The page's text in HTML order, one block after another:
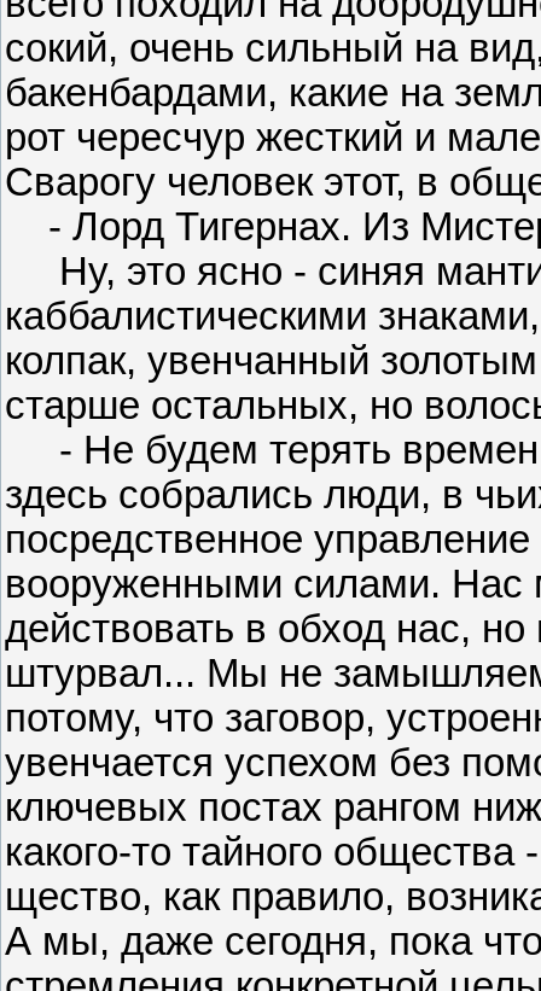
сокий, очень сильный на
бакенбардами, какие на
рот чересчур жесткий и
Сварогу человек этот, в
- Лорд Тигернах. Из
Ну, это ясно - синяя
каббалистическими
колпак, увенчанный
старше остальных, но
- Не будем терять
здесь собрались люди, в
посредственное
вооруженными силами. Нас
действовать в обход нас,
штурвал... Мы не
потому, что заговор,
увенчается успехом без
ключевых постах рангом
какого-то тайного
щество, как правило,
А мы, даже сегодня, пока